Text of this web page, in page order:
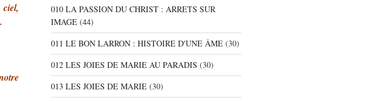
010 LA PASSION DU CHRIST : ARRETS SUR
IMAGE(44)
011 LE BON LARRON : HISTOIRE D'UNE ÂME(30)
012 LES JOIES DE MARIE AU PARADIS (30)
013 LES JOIES DE MARIE(30)